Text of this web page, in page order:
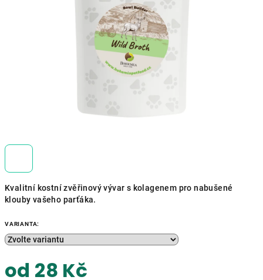
Kvalitní kostní zvěřinový vývar s kolagenem pro nabušené
klouby vašeho parťáka.
VARIANTA:
od 28 Kč